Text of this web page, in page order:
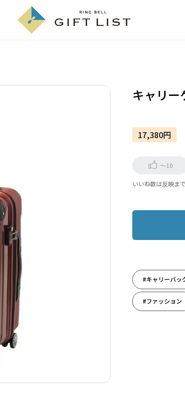
キャリー
17,380円
～10
いいね数は反映ま
#キャリーバッ
#ファッション